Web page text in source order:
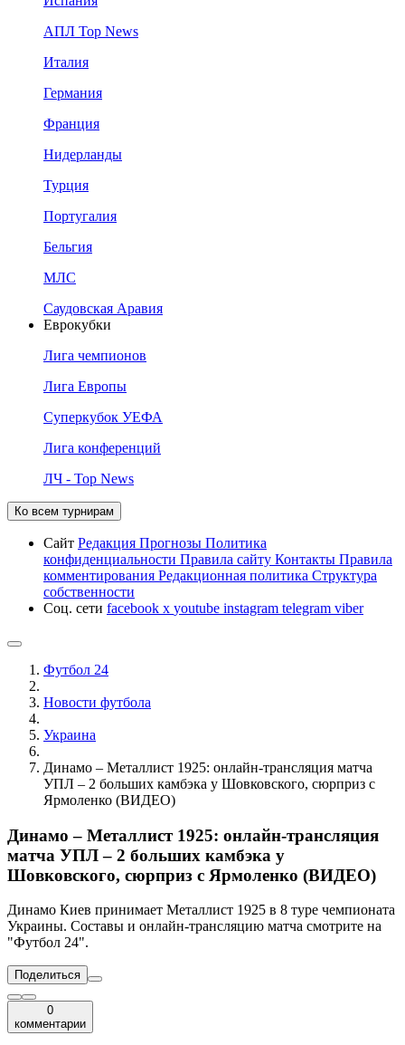
АПЛ Top News
Италия
Германия
Франция
Нидерланды
Турция
Португалия
Бельгия
МЛС
Саудовская Аравия
Еврокубки
Лига чемпионов
Лига Европы
Суперкубок УЕФА
Лига конференций
ЛЧ - Top News
Ко всем турнирам
Сайт Редакция Прогнозы Политика
конфиденциальности Правила сайту Контакты Правила
комментирования Редакционная политика Структура
собственности
Соц. сети facebook x youtube instagram telegram viber
Футбол 24
Новости футбола
Украина
Динамо – Металлист 1925: онлайн-трансляция матча
УПЛ – 2 больших камбэка у Шовковского, сюрприз с
Ярмоленко (ВИДЕО)
Динамо – Металлист 1925: онлайн-трансляция
матча УПЛ – 2 больших камбэка у
Шовковского, сюрприз с Ярмоленко (ВИДЕО)
Динамо Киев принимает Металлист 1925 в 8 туре чемпионата
Украины. Составы и онлайн-трансляцию матча смотрите на
"Футбол 24".
Поделиться
0
комментарии